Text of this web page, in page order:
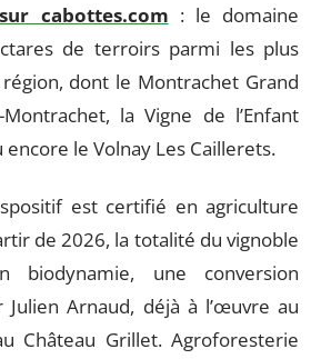
cabottes.com : le domaine
de terroirs parmi les plus
dont le Montrachet Grand
la Vigne de l’Enfant
encore le Volnay Les Caillerets.
est certifié en agriculture
de 2026, la totalité du vignoble
biodynamie, une conversion
Julien Arnaud, déjà à l’œuvre au
Château Grillet. Agroforesterie